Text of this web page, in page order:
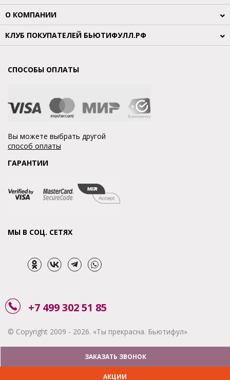
О КОМПАНИИ
КЛУБ ПОКУПАТЕЛЕЙ БЬЮТИФУЛЛ.РФ
СПОСОБЫ ОПЛАТЫ
Вы можете выбрать другой
способ оплаты
ГАРАНТИИ
МЫ В СОЦ. СЕТЯХ
+7 499 302 51 85
© Copyright 2009 - 2026. «Ты прекрасна. Бьютифул»
ЗАКАЗАТЬ ЗВОНОК
АКЦИИ